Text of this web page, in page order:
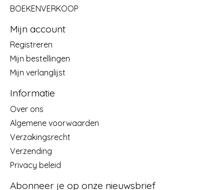
BOEKENVERKOOP
Mijn account
Registreren
Mijn bestellingen
Mijn verlanglijst
Informatie
Over ons
Algemene voorwaarden
Verzakingsrecht
Verzending
Privacy beleid
Abonneer je op onze nieuwsbrief